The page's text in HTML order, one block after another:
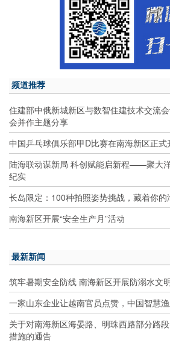
频道推荐
住建部中俄新城新区与数智住建技术交流
会并作主题分享
中国乒乓球俱乐部甲D比赛在南海新区正式
陆海联动谋新局 科创赋能启新程——聚大
纪实
长岛限定：100种拍照姿势挑战，藏着你的
南海新区开展“安全生产月”活动
最新新闻
筑牢暑期安全防线 南海新区开展防溺水文
一家山东企业让越南官员点赞，中国智慧
关于对南海新区海晏路、明珠西路部分路
措施的通告